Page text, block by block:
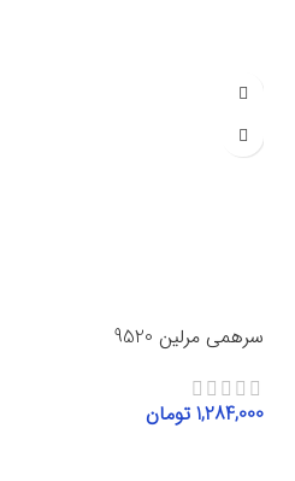
سرهمی مرلین 9520
1,284,000 تومان